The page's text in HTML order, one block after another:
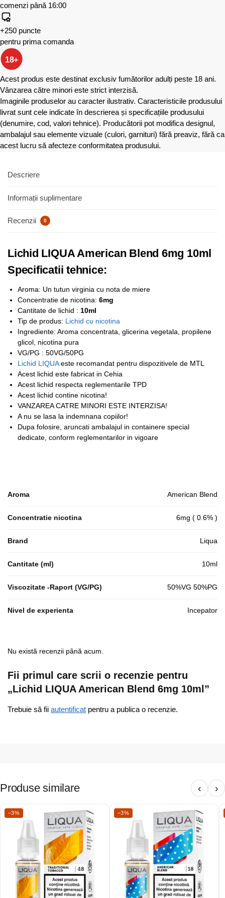
comenzi până 16:00
+250 puncte
pentru prima comanda
18+
Acest produs este destinat exclusiv fumătorilor adulți peste 18 ani.
Vânzarea către minori este strict interzisă.
Imaginile produselor au caracter ilustrativ. Caracteristicile produsului
livrat sunt cele indicate în descrierea și specificațiile produsului
(denumire, cod, valori tehnice). Producătorii pot modifica designul,
ambalajul sau elemente vizuale (culori, garnituri) fără preaviz, fără ca
acest lucru să afecteze conformitatea produsului.
Descriere
Informații suplimentare
Recenzii 0
Lichid LIQUA American Blend 6mg 10ml
Specificatii tehnice:
Aroma: Un tutun virginia cu nota de miere
Concentratie de nicotina: 6mg
Cantitate de lichid : 10ml
Tip de produs: Lichid cu nicotina
Ingrediente: Aroma concentrata, glicerina vegetala, propilene
glicol, nicotina pura
VG/PG : 50VG/50PG
Lichid LIQUAeste recomandat pentru dispozitivele de MTL
Acest lichid este fabricat in Cehia
Acest lichid respecta reglementarile TPD
Acest lichid contine nicotina!
VANZAREA CATRE MINORI ESTE INTERZISA!
A nu se lasa la indemnana copiilor!
Dupa folosire, aruncati ambalajul in containere special
dedicate, conform reglementarilor in vigoare
Aroma American Blend
Concentratie nicotina 6mg ( 0.6% )
Brand Liqua
Cantitate (ml) 10ml
Viscozitate -Raport (VG/PG) 50%VG 50%PG
Nivel de experienta Incepator
Nu există recenzii până acum.
Fii primul care scrii o recenzie pentru
„Lichid LIQUA American Blend 6mg 10ml”
Trebuie să fii autentificat pentru a publica o recenzie.
Produse similare ‹ ›
−3% −3%